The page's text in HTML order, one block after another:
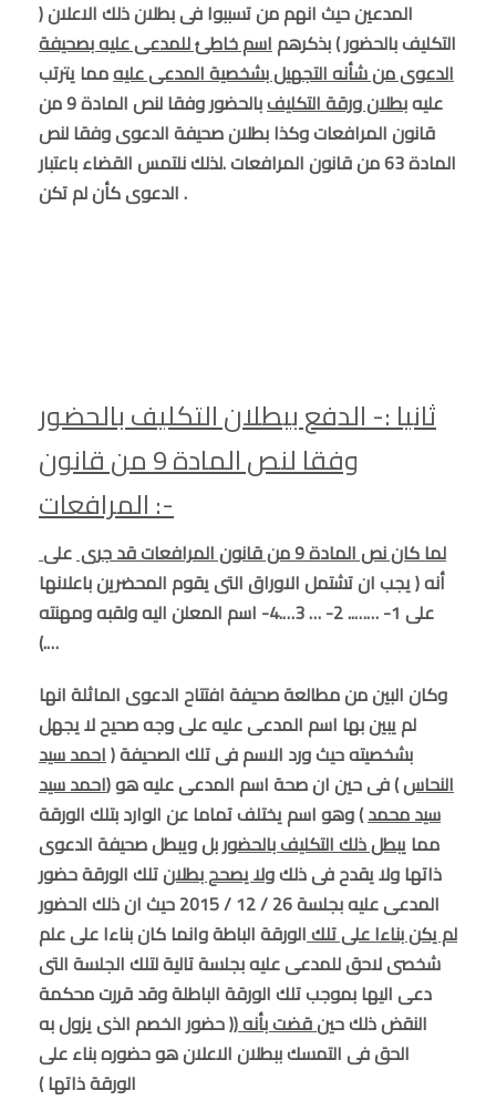
المدعين حيث انهم من تسببوا فى بطلان ذلك الاعلان (
التكليف بالحضور ) بذكرهماسم خاطئ للمدعى عليه بصحيفة
الدعوى من شأنه التجهيل بشخصية المدعى عليهمما يترتب
عليهبطلان ورقة التكليف
بالحضور وفقا لنص المادة 9 من
قانون المرافعات وكذا بطلان صحيفة الدعوى وفقا لنص
المادة 63 من قانون المرافعات .لذلك نلتمس القضاء باعتبار
الدعوى كأن لم تكن .
ثانيا :- الدفع ببطلان التكليف بالحضور
وفقا لنص المادة 9 من قانون
المرافعات :-
لما كان نص المادة 9 من قانون المرافعات قد جرى
على
أنه ( يجب ان تشتمل الاوراق التى يقوم المحضرين باعلانها
على 1- …….. 2- … 3….4- اسم المعلن اليه ولقبه ومهنته
….)
وكان البين من مطالعة صحيفة افتتاح الدعوى الماثلة انها
لم يبين بها اسم المدعى عليه على وجه صحيح لا يجهل
بشخصيته حيث ورد الاسم فى تلك الصحيفة (احمد سيد
النحاس) فى حين ان صحة اسم المدعى عليه هو (احمد سيد
سيد محمد) وهو اسم يختلف تماما عن الوارد بتلك الورقة
ممايبطل ذلك التكليف بالحضور بل ويبطل صحيفة الدعوى
ذاتها ولا يقدح فى ذلكولا يصحح بطلانتلك الورقة حضور
المدعى عليه بجلسة 26 / 12 / 2015 حيث ان ذلك الحضور
لم يكن بناءا على تلكالورقة الباطة وانما كان بناءا على علم
شخصى لاحق للمدعى عليه بجلسة تالية لتلك الجلسة التى
دعى اليها بموجب تلك الورقة الباطلة وقد قررت محكمة
النقض ذلك حينقضت بأنه (( حضور الخصم الذى يزول به
الحق فى التمسك ببطلان الاعلان هو حضوره بناء على
الورقة ذاتها )